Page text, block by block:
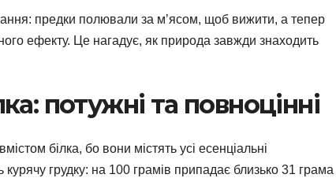
предки полювали за м’ясом, щоб вижити, а тепер
ефекту. Це нагадує, як природа завжди знаходить
потужні та повноцінні
білка, бо вони містять усі есенціальні
курячу грудку: на 100 грамів припадає близько 31 грама